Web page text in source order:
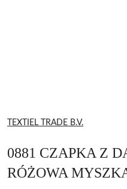
NAZWA
PRODUCENTA:
TEXTIEL TRADE B.V.
0881 CZAPKA Z
RÓŻOWA